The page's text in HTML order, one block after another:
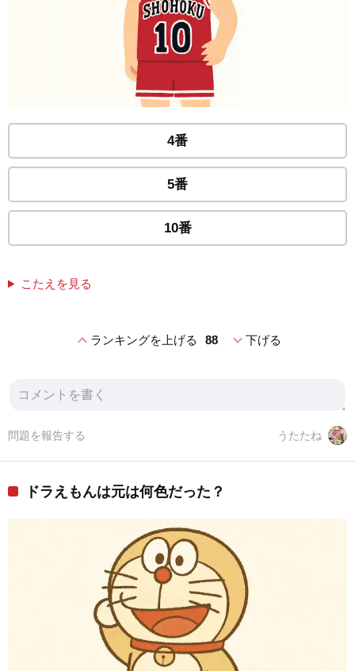
4番
5番
10番
こたえを見る
expand_lessランキングを上げる 88 expand_more下げる
うたたね
問題を報告する
ドラえもんは元は何色だった？